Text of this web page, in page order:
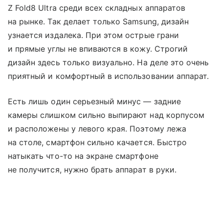
Z Fold8 Ultra среди всех складных аппаратов
на рынке. Так делает только Samsung, дизайн
узнается издалека. При этом острые грани
и прямые углы не впиваются в кожу. Строгий
дизайн здесь только визуально. На деле это очень
приятный и комфортный в использовании аппарат.
Есть лишь один серьезный минус — задние
камеры слишком сильно выпирают над корпусом
и расположены у левого края. Поэтому лежа
на столе, смартфон сильно качается. Быстро
натыкать что-то на экране смартфоне
не получится, нужно брать аппарат в руки.